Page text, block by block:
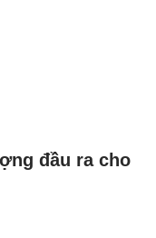
đầu ra cho